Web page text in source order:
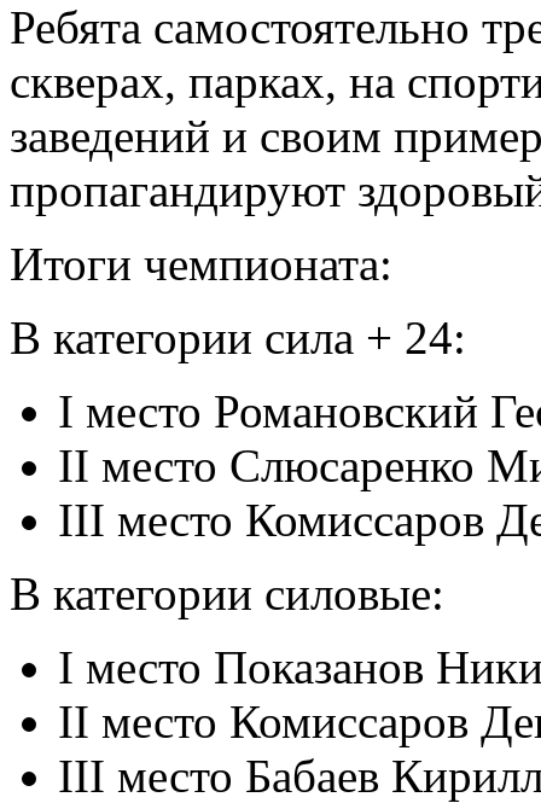
Ребята самостоятельно
скверах, парках, на
заведений и своим
пропагандируют
Итоги чемпионата:
В категории сила + 24:
I место Романовский
II место Слюсаренко
III место Комиссаров
В категории силовые:
I место Показанов
II место Комиссаров
III место Бабаев